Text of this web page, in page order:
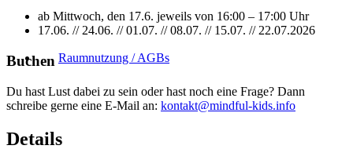
Raumnutzung / AGBs
ab Mittwoch, den 17.6. jeweils von 16:00 – 17:00 Uhr
17.06. // 24.06. // 01.07. // 08.07. // 15.07. // 22.07.2026
Buchen
Du hast Lust dabei zu sein oder hast noch eine Frage? Dann
schreibe gerne eine E-Mail an: kontakt@mindful-kids.info
Details